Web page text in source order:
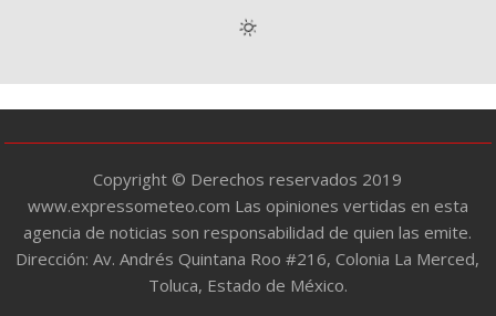
í
a
Copyright © Derechos reservados 2019
www.expressometeo.com Las opiniones vertidas en esta
agencia de noticias son responsabilidad de quien las emite.
Dirección: Av. Andrés Quintana Roo #216, Colonia La Merced,
Toluca, Estado de México.